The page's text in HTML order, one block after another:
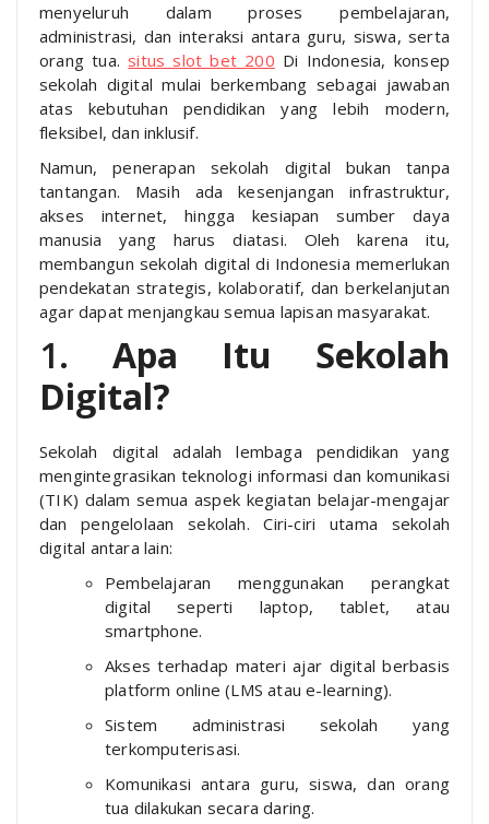
menyeluruh dalam proses pembelajaran,
administrasi, dan interaksi antara guru, siswa, serta
orang tua. situs slot bet 200 Di Indonesia, konsep
sekolah digital mulai berkembang sebagai jawaban
atas kebutuhan pendidikan yang lebih modern,
fleksibel, dan inklusif.
Namun, penerapan sekolah digital bukan tanpa
tantangan. Masih ada kesenjangan infrastruktur,
akses internet, hingga kesiapan sumber daya
manusia yang harus diatasi. Oleh karena itu,
membangun sekolah digital di Indonesia memerlukan
pendekatan strategis, kolaboratif, dan berkelanjutan
agar dapat menjangkau semua lapisan masyarakat.
1. Apa Itu Sekolah
Digital?
Sekolah digital adalah lembaga pendidikan yang
mengintegrasikan teknologi informasi dan komunikasi
(TIK) dalam semua aspek kegiatan belajar-mengajar
dan pengelolaan sekolah. Ciri-ciri utama sekolah
digital antara lain:
Pembelajaran menggunakan perangkat
digital seperti laptop, tablet, atau
smartphone.
Akses terhadap materi ajar digital berbasis
platform online (LMS atau e-learning).
Sistem administrasi sekolah yang
terkomputerisasi.
Komunikasi antara guru, siswa, dan orang
tua dilakukan secara daring.